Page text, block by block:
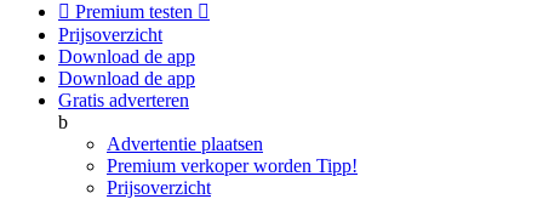
 Premium testen 
Prijsoverzicht
Download de app
Download de app
Gratis adverteren
b
Advertentie plaatsen
Premium verkoper worden Tipp!
Prijsoverzicht